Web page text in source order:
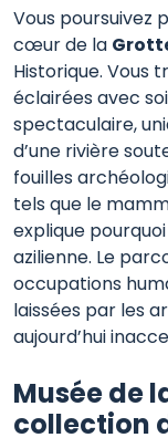
Vous poursuivez
cœur de la
Historique. Vous
éclairées avec
spectaculaire,
d’une rivière
fouilles
tels que le
explique
azilienne. Le
occupations
laissées par les
aujourd’hui
Musée de
collection